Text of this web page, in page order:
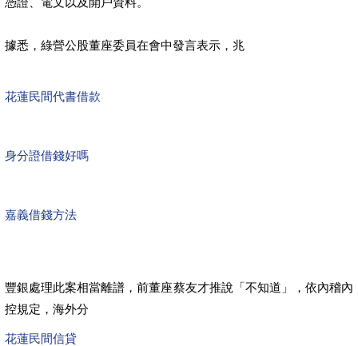
據悉，綠營公股董座委員在會中發言表示，兆
花蓮民間代書借款
身分證借錢好嗎
嘉義借錢方法
豐銀處理此案相當離譜，前董座蔡友才推說「不知道」，依內稽內
控規定，海外分
花蓮民間信貸